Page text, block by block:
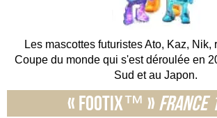
Les mascottes futuristes Ato, Kaz, Nik,
Coupe du monde qui s'est déroulée en
Sud et au Japon.
« Footix™ » France